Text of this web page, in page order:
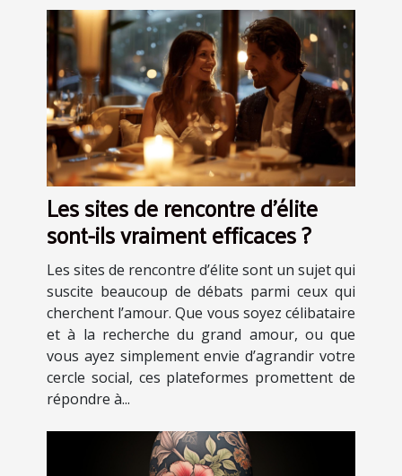
Les sites de rencontre d'élite
sont-ils vraiment efficaces ?
Les sites de rencontre d’élite sont un sujet qui
suscite beaucoup de débats parmi ceux qui
cherchent l’amour. Que vous soyez célibataire
et à la recherche du grand amour, ou que
vous ayez simplement envie d’agrandir votre
cercle social, ces plateformes promettent de
répondre à...